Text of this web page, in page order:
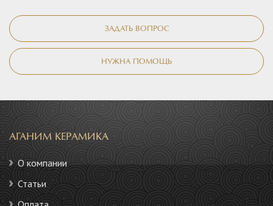
ЗАДАТЬ ВОПРОС
НУЖНА ПОМОЩЬ
АГАНИМ КЕРАМИКА
О компании
Статьи